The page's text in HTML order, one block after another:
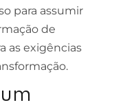
para assumir
de
as exigências